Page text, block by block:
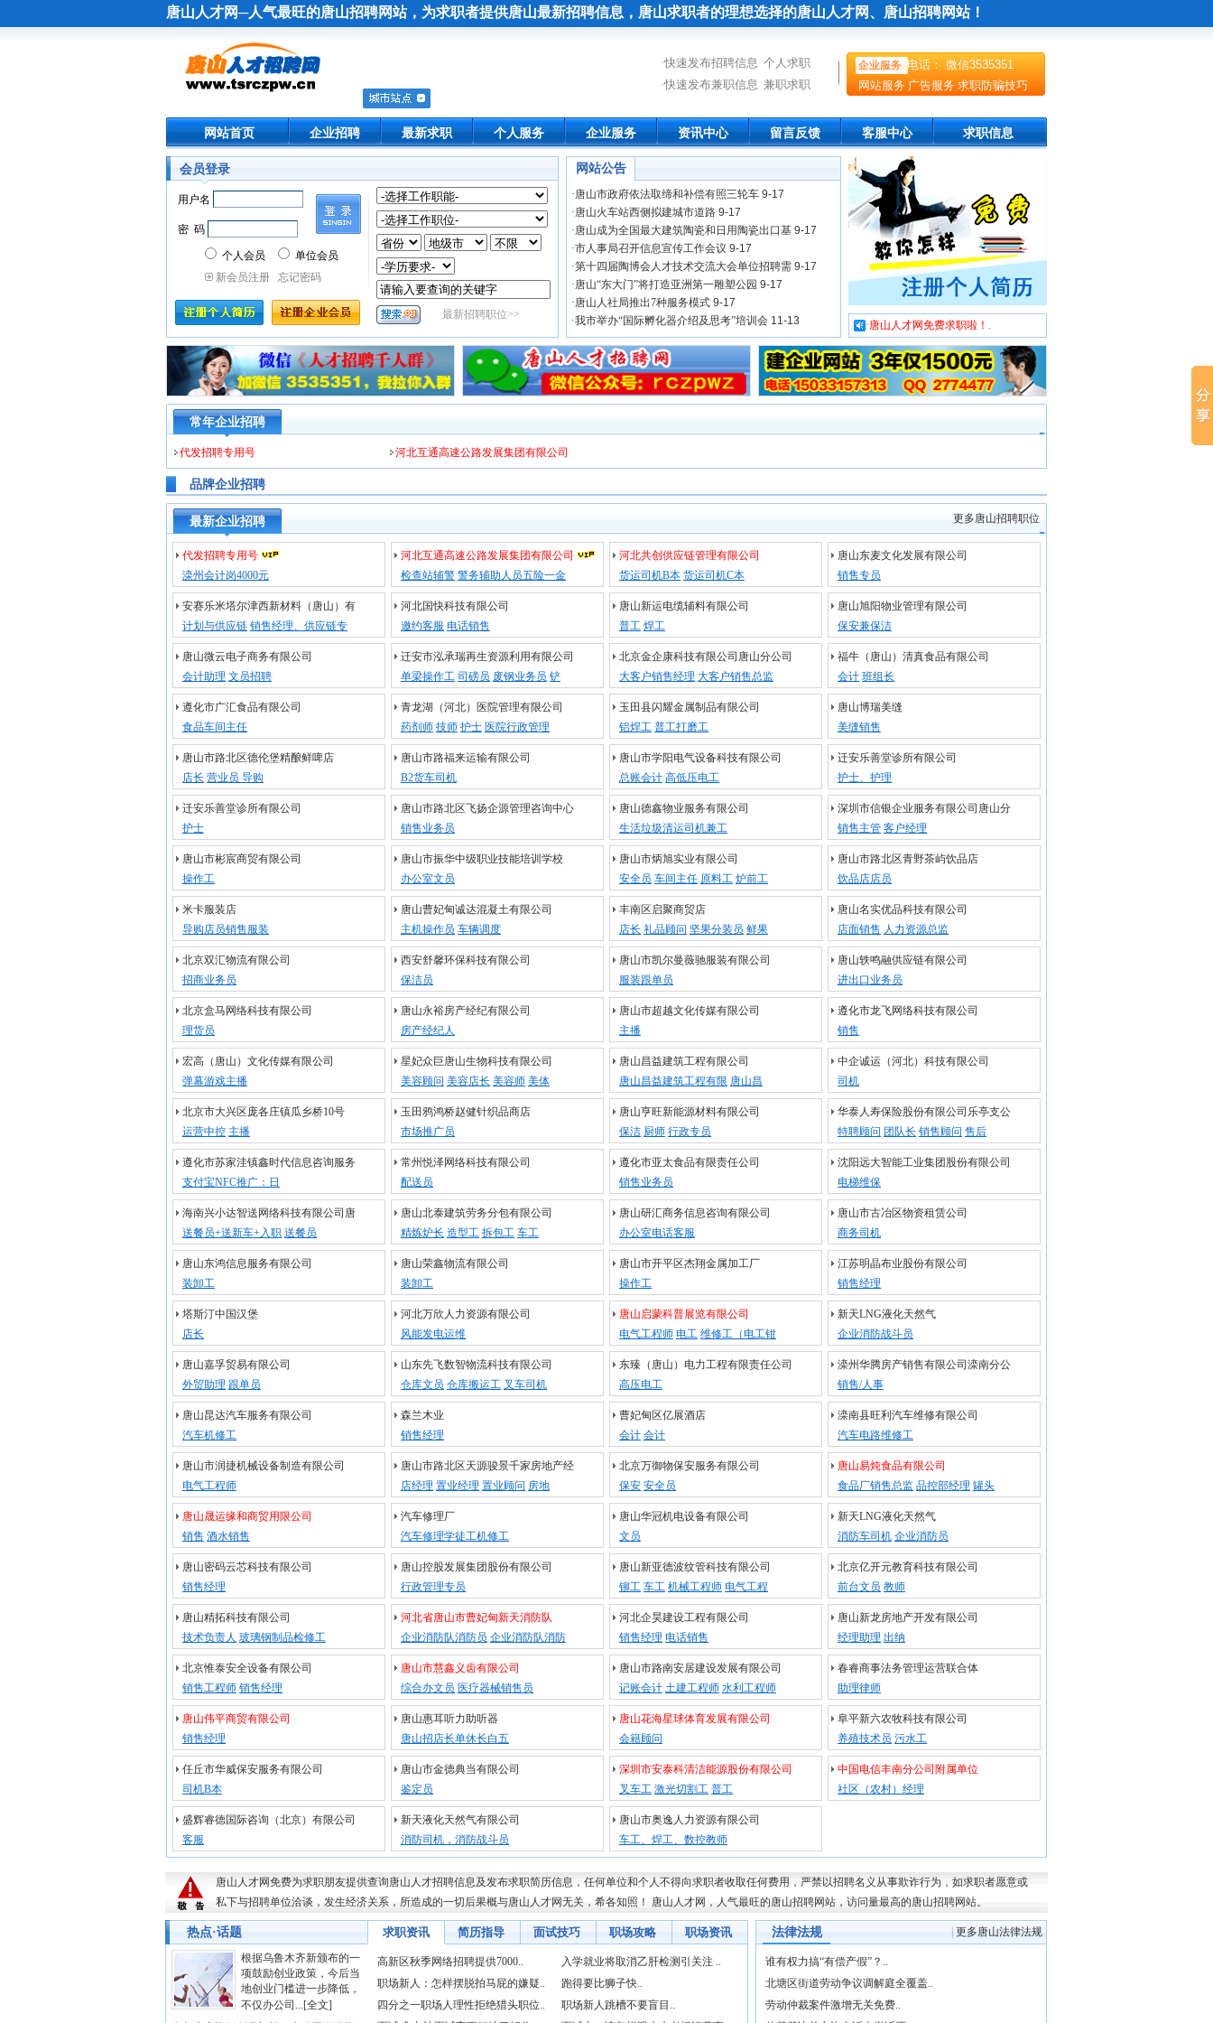
唐山人才网─人气最旺的唐山招聘网站，为求职者提供唐山最新招聘信息 ，唐山求职者的理想选择的唐山人才网、 唐山招聘网站！
·快速发布招聘信息 个人求职
·快速发布兼职信息 兼职求职
企业服务 电话： 微信3535351
网站服务 广告服务 求职防骗技巧
网站首页 企业招聘 最新求职 个人服务 企业服务 资讯中心 留言反馈 客服中心 求职信息
会员登录 网站公告
·唐山市政府依法取缔和补偿有照三轮车 9-17
·唐山火车站西侧拟建城市道路 9-17
·唐山成为全国最大建筑陶瓷和日用陶瓷出口基 9-17
·市人事局召开信息宣传工作会议 9-17
·第十四届陶博会人才技术交流大会单位招聘需 9-17
·唐山“东大门”将打造亚洲第一雕塑公园 9-17
·唐山人社局推出7种服务模式 9-17
·我市举办“国际孵化器介绍及思考”培训会 11-13 ·唐山人才网免费求职啦！.
常年企业招聘
代发招聘专用号 河北互通高速公路发展集团有限公司
品牌企业招聘
最新企业招聘 更多唐山招聘职位
代发招聘专用号
滦州会计岗4000元
河北互通高速公路发展集团有限公司
检查站辅警 警务辅助人员五险一金
河北共创供应链管理有限公司
货运司机B本 货运司机C本
唐山东麦文化发展有限公司
销售专员
安赛乐米塔尔津西新材料（唐山）有
计划与供应链 销售经理、供应链专
河北国快科技有限公司
邀约客服 电话销售
唐山新运电缆辅料有限公司
普工 焊工
唐山旭阳物业管理有限公司
保安兼保洁
唐山微云电子商务有限公司
会计助理 文员招聘
迁安市泓承瑞再生资源利用有限公司
单梁操作工 司磅员 废钢业务员 铲
北京金企康科技有限公司唐山分公司
大客户销售经理 大客户销售总监
福牛（唐山）清真食品有限公司
会计 班组长
遵化市广汇食品有限公司
食品车间主任
青龙湖（河北）医院管理有限公司
药剂师 技师 护士 医院行政管理
玉田县闪耀金属制品有限公司
铝焊工 普工打磨工
唐山博瑞美缝
美缝销售
唐山市路北区德伦堡精酿鲜啤店
店长 营业员 导购
唐山市路福来运输有限公司
B2货车司机
唐山市学阳电气设备科技有限公司
总账会计 高低压电工
迁安乐善堂诊所有限公司
护士、护理
迁安乐善堂诊所有限公司
护士
唐山市路北区飞扬企源管理咨询中心
销售业务员
唐山德鑫物业服务有限公司
生活垃圾清运司机兼工
深圳市信银企业服务有限公司唐山分
销售主管 客户经理
唐山市彬宸商贸有限公司
操作工
唐山市振华中级职业技能培训学校
办公室文员
唐山市炳旭实业有限公司
安全员 车间主任 原料工 炉前工
唐山市路北区青野茶屿饮品店
饮品店店员
米卡服装店
导购店员销售服装
唐山曹妃甸诚达混凝土有限公司
主机操作员 车辆调度
丰南区启聚商贸店
店长 礼品顾问 坚果分装员 鲜果
唐山名实优品科技有限公司
店面销售 人力资源总监
北京双汇物流有限公司
招商业务员
西安舒馨环保科技有限公司
保洁员
唐山市凯尔曼薇驰服装有限公司
服装跟单员
唐山轶鸣融供应链有限公司
进出口业务员
北京盒马网络科技有限公司
理货员
唐山永裕房产经纪有限公司
房产经纪人
唐山市超越文化传媒有限公司
主播
遵化市龙飞网络科技有限公司
销售
宏高（唐山）文化传媒有限公司
弹幕游戏主播
星妃众巨唐山生物科技有限公司
美容顾问 美容店长 美容师 美体
唐山昌益建筑工程有限公司
唐山昌益建筑工程有限 唐山昌
中企诚运（河北）科技有限公司
司机
北京市大兴区庞各庄镇瓜乡桥10号
运营中控 主播
玉田鸦鸿桥赵健针织品商店
市场推广员
唐山亨旺新能源材料有限公司
保洁 厨师 行政专员
华泰人寿保险股份有限公司乐亭支公
特聘顾问 团队长 销售顾问 售后
遵化市苏家洼镇鑫时代信息咨询服务
支付宝NFC推广：日
常州悦泽网络科技有限公司
配送员
遵化市亚太食品有限责任公司
销售业务员
沈阳远大智能工业集团股份有限公司
电梯维保
海南兴小达智送网络科技有限公司唐
送餐员+送新车+入职 送餐员
唐山北泰建筑劳务分包有限公司
精炼炉长 造型工 拆包工 车工
唐山研汇商务信息咨询有限公司
办公室电话客服
唐山市古冶区物资租赁公司
商务司机
唐山东鸿信息服务有限公司
装卸工
唐山荣鑫物流有限公司
装卸工
唐山市开平区杰翔金属加工厂
操作工
江苏明晶布业股份有限公司
销售经理
塔斯汀中国汉堡
店长
河北万欣人力资源有限公司
风能发电运维
唐山启蒙科普展览有限公司
电气工程师 电工 维修工（电工钳
新天LNG液化天然气
企业消防战斗员
唐山嘉孚贸易有限公司
外贸助理 跟单员
山东先飞数智物流科技有限公司
仓库文员 仓库搬运工 叉车司机
东臻（唐山）电力工程有限责任公司
高压电工
滦州华腾房产销售有限公司滦南分公
销售/人事
唐山昆达汽车服务有限公司
汽车机修工
森兰木业
销售经理
曹妃甸区亿展酒店
会计 会计
滦南县旺利汽车维修有限公司
汽车电路维修工
唐山市润捷机械设备制造有限公司
电气工程师
唐山市路北区天源骏景千家房地产经
店经理 置业经理 置业顾问 房地
北京万御物保安服务有限公司
保安 安全员
唐山易炖食品有限公司
食品厂销售总监 品控部经理 罐头
唐山晟运缘和商贸用限公司
销售 酒水销售
汽车修理厂
汽车修理学徒工机修工
唐山华冠机电设备有限公司
文员
新天LNG液化天然气
消防车司机 企业消防员
唐山密码云芯科技有限公司
销售经理
唐山控股发展集团股份有限公司
行政管理专员
唐山新亚德波纹管科技有限公司
铆工 车工 机械工程师 电气工程
北京亿开元教育科技有限公司
前台文员 教师
唐山精拓科技有限公司
技术负责人 玻璃钢制品检修工
河北省唐山市曹妃甸新天消防队
企业消防队消防员 企业消防队消防
河北企昊建设工程有限公司
销售经理 电话销售
唐山新龙房地产开发有限公司
经理助理 出纳
北京惟泰安全设备有限公司
销售工程师 销售经理
唐山市慧鑫义齿有限公司
综合办文员 医疗器械销售员
唐山市路南安居建设发展有限公司
记账会计 土建工程师 水利工程师
春睿商事法务管理运营联合体
助理律师
唐山伟平商贸有限公司
销售经理
唐山惠耳听力助听器
唐山招店长单休长白五
唐山花海星球体育发展有限公司
会籍顾问
阜平新六农牧科技有限公司
养殖技术员 污水工
任丘市华威保安服务有限公司
司机B本
唐山市金德典当有限公司
鉴定员
深圳市安泰科清洁能源股份有限公司
叉车工 激光切割工 普工
中国电信丰南分公司附属单位
社区（农村）经理
盛辉睿德国际咨询（北京）有限公司
客服
新天液化天然气有限公司
消防司机，消防战斗员
唐山市奥逸人力资源有限公司
车工、焊工、数控教师
唐山人才网免费为求职朋友提供查询唐山人才招聘信息及发布求职简历信息，任何单位和个人不得向求职者收取任何费用，严禁以招聘名义从事欺诈行为，如求职者愿意或
私下与招聘单位洽谈，发生经济关系，所造成的一切后果概与唐山人才网无关，希各知照！ 唐山人才网 ，人气最旺的唐山招聘网站，访问量最高的唐山招聘网站。
热点·话题 求职资讯 简历指导 面试技巧 职场攻略 职场资讯
根据乌鲁木齐新颁布的一
项鼓励创业政策，今后当
地创业门槛进一步降低，
不仅办公司...[全文]
高新区秋季网络招聘提供7000..
入学就业将取消乙肝检测引关注 ..
职场新人：怎样摆脱拍马屁的嫌疑..
跑得要比狮子快..
四分之一职场人理性拒绝猎头职位..
职场新人跳槽不要盲目..
法律法规 更多唐山法律法规
谁有权力搞“有偿产假”？..
北塘区街道劳动争议调解庭全覆盖..
劳动仲裁案件激增无关免费..